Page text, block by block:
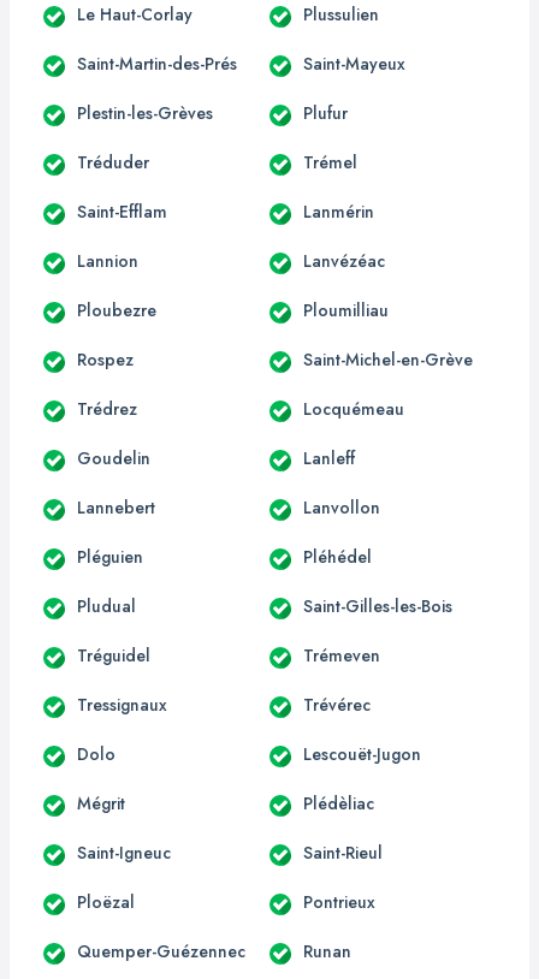
Le Haut-Corlay Plussulien
Saint-Martin-des-Prés Saint-Mayeux
Plestin-les-Grèves Plufur
Tréduder Trémel
Saint-Efflam Lanmérin
Lannion Lanvézéac
Ploubezre Ploumilliau
Rospez Saint-Michel-en-Grève
Trédrez Locquémeau
Goudelin Lanleff
Lannebert Lanvollon
Pléguien Pléhédel
Pludual Saint-Gilles-les-Bois
Tréguidel Trémeven
Tressignaux Trévérec
Dolo Lescouët-Jugon
Mégrit Plédèliac
Saint-Igneuc Saint-Rieul
Ploëzal Pontrieux
Quemper-Guézennec Runan